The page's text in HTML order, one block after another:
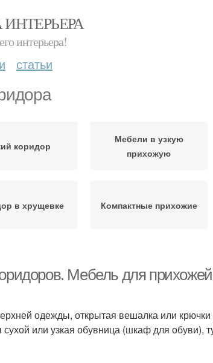
интерьера!
статьи
коридор
Мебели в узкую
прихожую
в хрущевке Компактные прихожие
Мебель для
одежды, открытая вешалка или
или узкая обувница (шкаф для обуви),